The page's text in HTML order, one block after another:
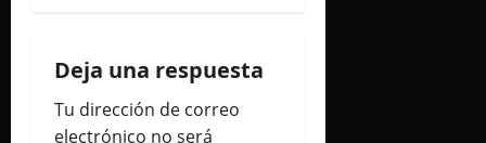
ó
n
Deja una respuesta
Tu dirección de correo
electrónico no será